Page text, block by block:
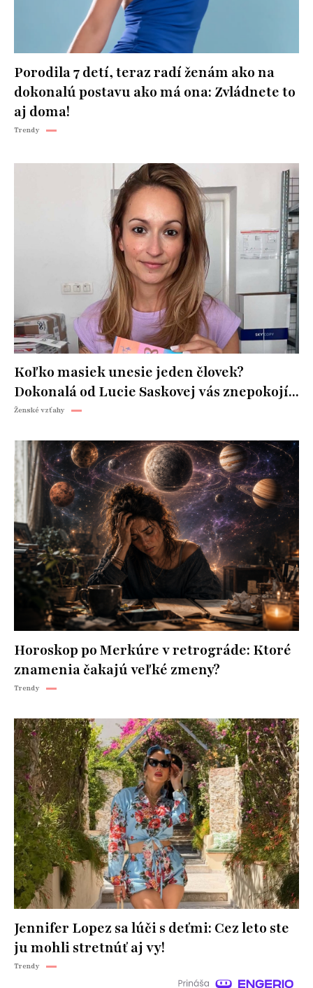
Porodila 7 detí, teraz radí ženám ako na
dokonalú postavu ako má ona: Zvládnete to
aj doma!
Trendy
Koľko masiek unesie jeden človek?
Dokonalá od Lucie Saskovej vás znepokojí...
Ženské vzťahy
Horoskop po Merkúre v retrográde: Ktoré
znamenia čakajú veľké zmeny?
Trendy
Jennifer Lopez sa lúči s deťmi: Cez leto ste
ju mohli stretnúť aj vy!
Trendy